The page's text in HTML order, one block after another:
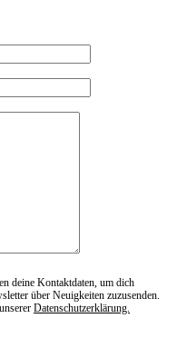
deine Kontaktdaten, um dich
über Neuigkeiten zuzusenden.
Datenschutzerklärung.